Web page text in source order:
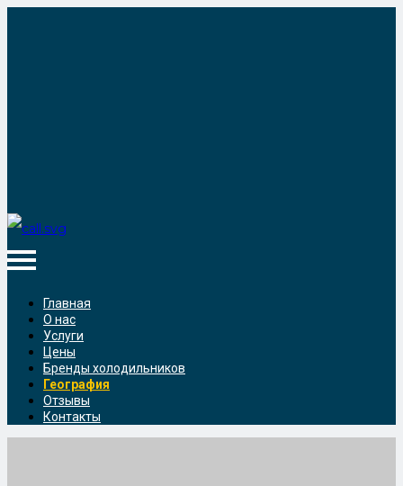
Главная
О нас
Услуги
Цены
Бренды холодильников
География
Отзывы
Контакты